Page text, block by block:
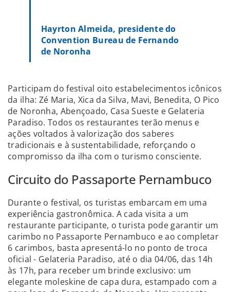
Hayrton Almeida, presidente do
Convention Bureau de Fernando
de Noronha
Participam do festival oito estabelecimentos icônicos
da ilha: Zé Maria, Xica da Silva, Mavi, Benedita, O Pico
de Noronha, Abençoado, Casa Sueste e Gelateria
Paradiso. Todos os restaurantes terão menus e
ações voltados à valorização dos saberes
tradicionais e à sustentabilidade, reforçando o
compromisso da ilha com o turismo consciente.
Circuito do Passaporte Pernambuco
Durante o festival, os turistas embarcam em uma
experiência gastronômica. A cada visita a um
restaurante participante, o turista pode garantir um
carimbo no Passaporte Pernambuco e ao completar
6 carimbos, basta apresentá-lo no ponto de troca
oficial - Gelateria Paradiso, até o dia 04/06, das 14h
às 17h, para receber um brinde exclusivo: um
elegante moleskine de capa dura, estampado com a